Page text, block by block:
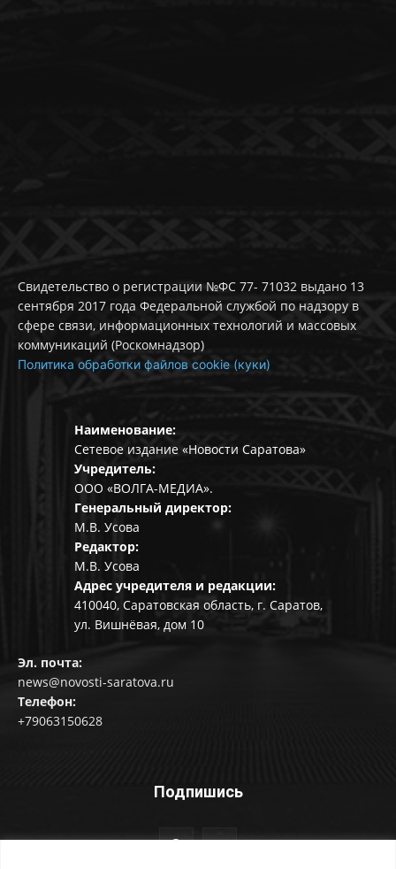
Свидетельство о регистрации №ФС 77- 71032 выдано 13
сентября 2017 года Федеральной службой по надзору в
сфере связи, информационных технологий и массовых
коммуникаций (Роскомнадзор)
Политика обработки файлов cookie (куки)
Наименование:
Сетевое издание «Новости Саратова»
Учредитель:
ООО «ВОЛГА-МЕДИА».
Генеральный директор:
М.В. Усова
Редактор:
М.В. Усова
Адрес учредителя и редакции:
410040, Саратовская область, г. Саратов,
ул. Вишнёвая, дом 10
Эл. почта:
news@novosti-saratova.ru
Телефон:
+79063150628
Подпишись